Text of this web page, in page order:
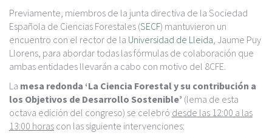
Previamente, miembros de la junta directiva de la Sociedad
Española de Ciencias Forestales (SECF) mantuvieron un
encuentro con el rector de la Universidad de Lleida , Jaume Puy
Llorens, para abordar todas las fórmulas de colaboración que
ambas entidades llevarán a cabo con motivo del 8CFE.
La mesa redonda ‘La Ciencia Forestal y su contribución a
los Objetivos de Desarrollo Sostenible’ (lema de esta
octava edición del congreso) se celebró desde las 12:00 a las
13:00 horas con las siguiente intervenciones: